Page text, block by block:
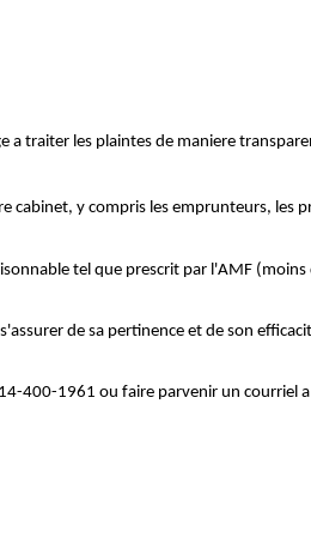
a traiter les plaintes de maniere
cabinet, y compris les emprunteurs,
tel que prescrit par l'AMF
de sa pertinence et de son
400-1961 ou faire parvenir un courriel